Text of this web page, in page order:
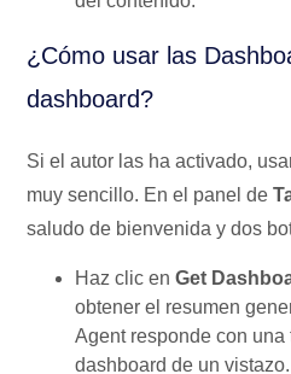
¿Cómo usar las
dashboard?
Si el autor las ha activado,
muy sencillo. En el panel de
saludo de bienvenida y dos
Haz clic enGet
obtener el resumen
Agent responde con una
dashboard de un vistazo.